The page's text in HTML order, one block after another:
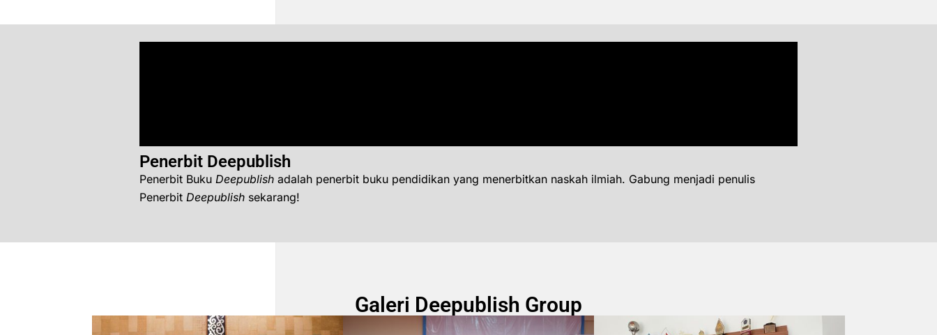
Penerbit Deepublish
Penerbit Buku Deepublish adalah penerbit buku pendidikan yang menerbitkan naskah ilmiah. Gabung menjadi penulis
Penerbit Deepublish sekarang!
Galeri Deepublish Group